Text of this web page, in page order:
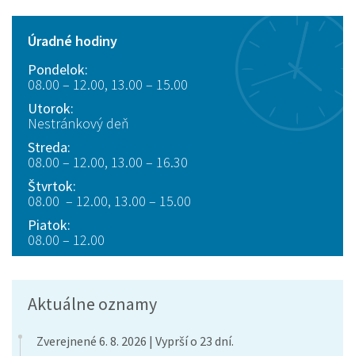
Úradné hodiny
Pondelok:
08.00 – 12.00, 13.00 – 15.00
Utorok:
Nestránkový deň
Streda:
08.00 – 12.00, 13.00 – 16.30
Štvrtok:
08.00 – 12.00, 13.00 – 15.00
Piatok:
08.00 – 12.00
Aktuálne oznamy
Zverejnené 6. 8. 2026 | Vyprší o 23 dní.